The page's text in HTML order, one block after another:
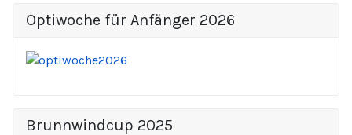
Optiwoche für Anfänger 2026
Brunnwindcup 2025